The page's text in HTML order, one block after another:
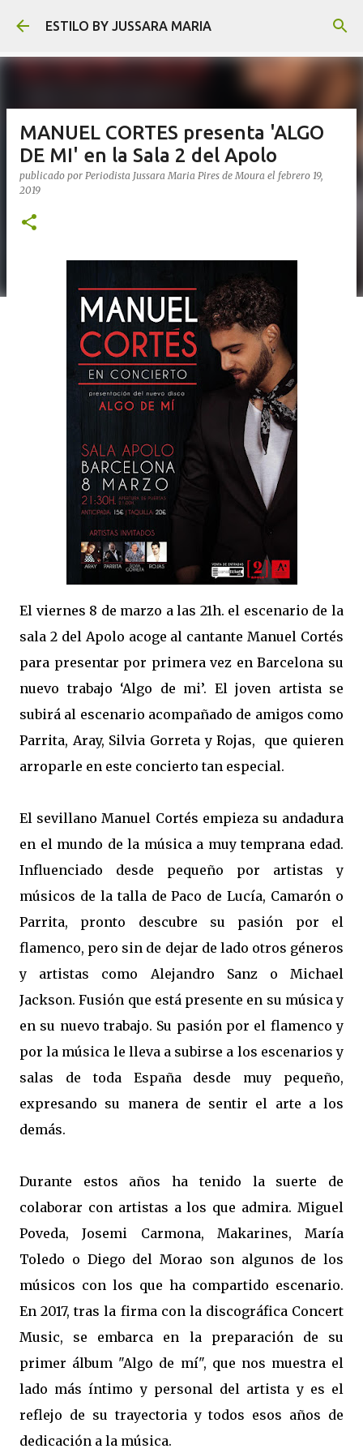
Ir al contenido principal
ESTILO BY JUSSARA MARIA
MANUEL CORTES presenta 'ALGO
DE MI' en la Sala 2 del Apolo
publicado por Periodista Jussara Maria Pires de Moura el febrero 19,
2019
El viernes 8 de marzo a las 21h. el escenario de la
sala 2 del Apolo acoge al cantante Manuel Cortés
para presentar por primera vez en Barcelona su
nuevo trabajo ‘Algo de mi’. El joven artista se
subirá al escenario acompañado de amigos como
Parrita, Aray, Silvia Gorreta y Rojas, que quieren
arroparle en este concierto tan especial.
El sevillano Manuel Cortés empieza su andadura
en el mundo de la música a muy temprana edad.
Influenciado desde pequeño por artistas y
músicos de la talla de Paco de Lucía, Camarón o
Parrita, pronto descubre su pasión por el
flamenco, pero sin de dejar de lado otros géneros
y artistas como Alejandro Sanz o Michael
Jackson. Fusión que está presente en su música y
en su nuevo trabajo. Su pasión por el flamenco y
por la música le lleva a subirse a los escenarios y
salas de toda España desde muy pequeño,
expresando su manera de sentir el arte a los
demás.
Durante estos años ha tenido la suerte de
colaborar con artistas a los que admira. Miguel
Poveda, Josemi Carmona, Makarines, María
Toledo o Diego del Morao son algunos de los
músicos con los que ha compartido escenario.
En 2017, tras la firma con la discográfica Concert
Music, se embarca en la preparación de su
primer álbum "Algo de mí", que nos muestra el
lado más íntimo y personal del artista y es el
reflejo de su trayectoria y todos esos años de
dedicación a la música.